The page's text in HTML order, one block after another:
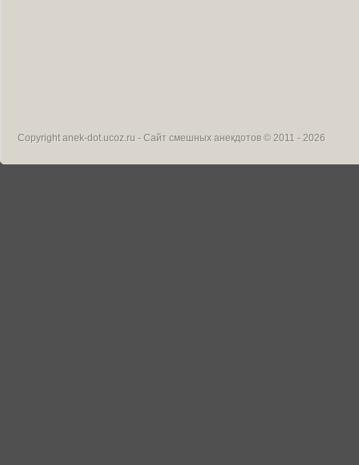
Copyrightanek-dot.ucoz.ru - Сайт смешных анекдотов © 2011 - 2026